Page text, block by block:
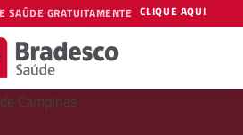
SAÚDE GRATUITAMENTE CLIQUE AQUI